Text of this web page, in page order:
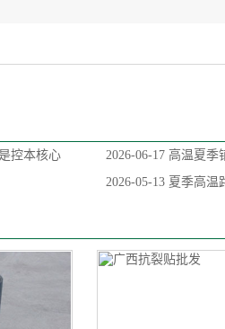
控本核心 2026-06-17 高温夏季
2026-05-13 夏季高温